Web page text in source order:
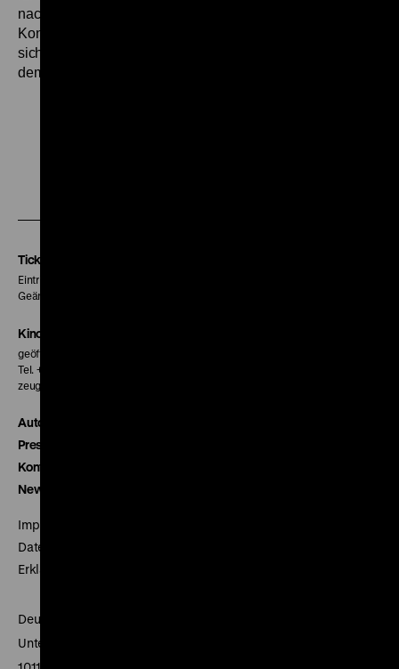
nach neun Tagen bei den Berliner Filmfestspielen und dem
Konsum von mindestens drei Dutzend Kinofilmen lassen
sich die Bilder von ‚Dazwischen’ immer noch mühelos aus
dem Gedächtnis abrufen.“ (gym)
Tickets
Eintritt 5 €
Geänderte Preise sind im Programm vermerkt.
Kinokasse
geöffnet 30 Minuten vor Beginn der ersten Vorstellung
Tel. + 49 30 20304-770
zeughauskino@dhm.de
Autor*innen
Presse
Kontakt
Newsletter
Impressum
Datenschutz
Erklärung digitale Barrierefreiheit
Deutsches Historisches Museum
Unter den Linden 2